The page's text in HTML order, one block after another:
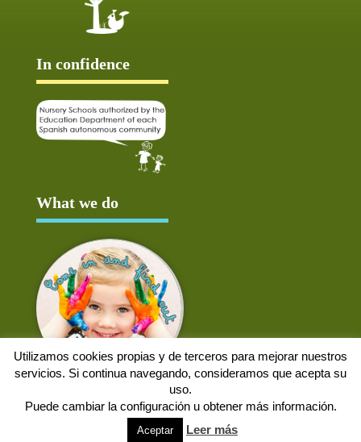
In confidence
What we do
Utilizamos cookies propias y de terceros para mejorar nuestros
servicios. Si continua navegando, consideramos que acepta su
uso.
Puede cambiar la configuración u obtener más información.
Aceptar Leer más
Aviso Legal Política de cookies Protección de datos Solicitud de baja